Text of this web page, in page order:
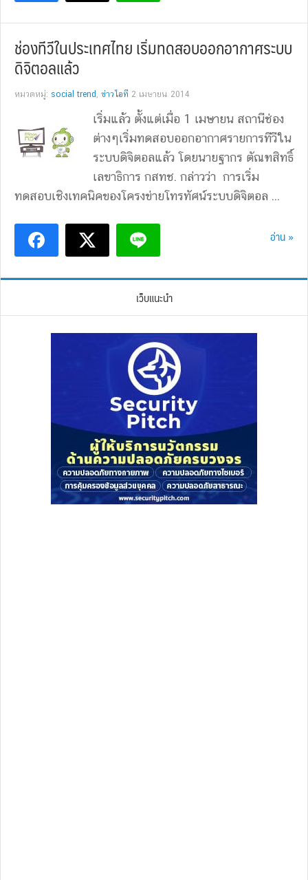
ช่องทีวีในประเทศไทย เริ่มทดสอบออกอากาศระบบ
ดิจิตอลแล้ว
หมวดหมู่: social trend , ข่าวไอที 2 เมษายน 2014
เริ่มแล้ว ตั้งแต่เมื่อ 1 เมษายน สถานีช่อง
ต่างๆเริ่มทดสอบออกอากาศรายการทีวีใน
ระบบดิจิตอลแล้ว โดยนายฐากร ตัณฑสิทธิ์
เลขาธิการ กสทช. กล่าวว่า การเริ่ม
ทดสอบเชิงเทคนิคของโครงข่ายโทรทัศน์ระบบดิจิตอล ...
อ่าน »
เว็บแนะนำ